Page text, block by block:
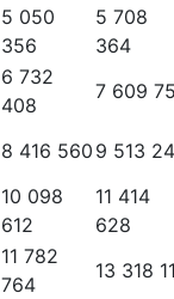
5 050
356
5 708
364
6 732
408
7 609
8 416 560 9 513
10 098
612
11 414
628
11 782
764
13 318